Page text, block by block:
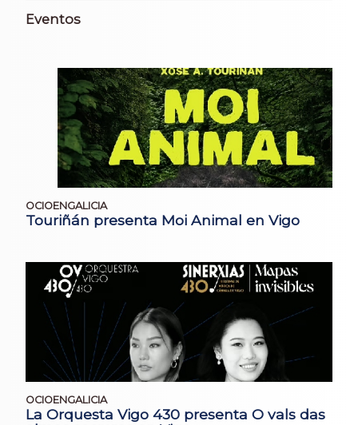
Eventos
OCIOENGALICIA
Touriñán presenta Moi Animal en Vigo
OCIOENGALICIA
La Orquesta Vigo 430 presenta O vals das